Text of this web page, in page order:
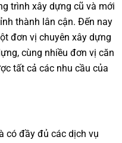
trình xây dựng cũ và mới
thành lân cận. Đến nay
đơn vị chuyên xây dựng
cùng nhiều đơn vị căn
tất cả các nhu cầu của
có đầy đủ các dịch vụ